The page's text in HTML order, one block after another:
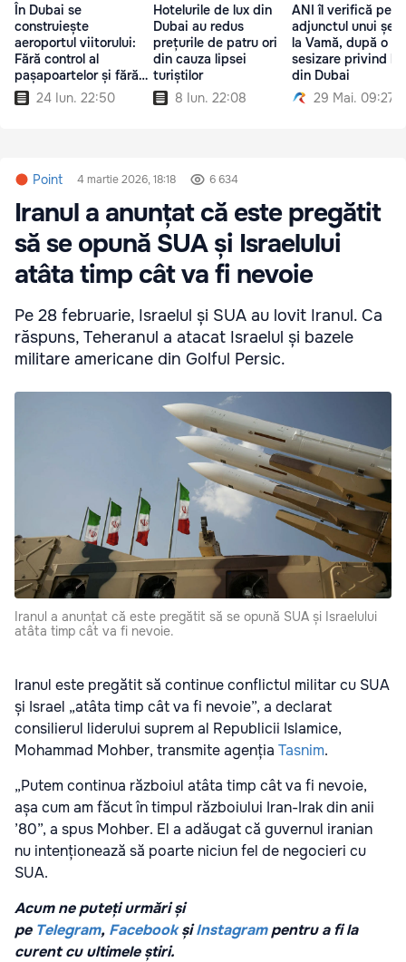
În Dubai se
construiește
aeroportul viitorului:
Fără control al
pașapoartelor și fără
cozi24 Iun. 22:50
Hotelurile de lux din
Dubai au redus
prețurile de patru ori
din cauza lipsei
turiștilor
8 Iun. 22:08
ANI îl verifică pe
adjunctul unui șef
la Vamă, după o
sesizare privind
din Dubai
29 Mai. 09:27
Point 4 martie 2026, 18:18 6 634
Iranul a anunțat că este pregătit
să se opună SUA și Israelului
atâta timp cât va fi nevoie
Pe 28 februarie, Israelul și SUA au lovit Iranul. Ca
răspuns, Teheranul a atacat Israelul și bazele
militare americane din Golful Persic.
Iranul a anunțat că este pregătit să se opună SUA și Israelului
atâta timp cât va fi nevoie.
Iranul este pregătit să continue conflictul militar cu SUA
și Israel „atâta timp cât va fi nevoie”, a declarat
consilierul liderului suprem al Republicii Islamice,
Mohammad Mohber, transmite agenția Tasnim.
„Putem continua războiul atâta timp cât va fi nevoie,
așa cum am făcut în timpul războiului Iran-Irak din anii
’80”, a spus Mohber. El a adăugat că guvernul iranian
nu intenționează să poarte niciun fel de negocieri cu
SUA.
Acum ne puteți urmări și
pe Telegram, Facebook șiInstagrampentru a fi la
curent cu ultimele știri.